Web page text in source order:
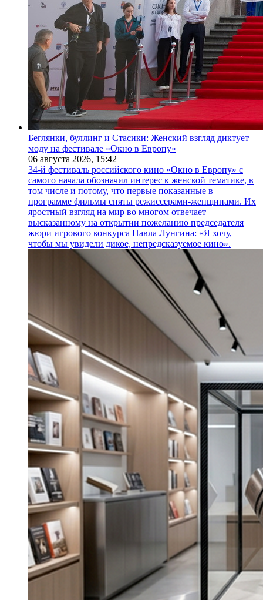
Беглянки, буллинг и Стасики: Женский взгляд диктует
моду на фестивале «Окно в Европу»
06 августа 2026, 15:42
34-й фестиваль российского кино «Окно в Европу» с
самого начала обозначил интерес к женской тематике, в
том числе и потому, что первые показанные в
программе фильмы сняты режиссерами-женщинами. Их
яростный взгляд на мир во многом отвечает
высказанному на открытии пожеланию председателя
жюри игрового конкурса Павла Лунгина: «Я хочу,
чтобы мы увидели дикое, непредсказуемое кино».